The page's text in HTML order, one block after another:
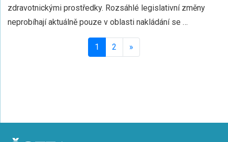
zdravotnickými prostředky. Rozsáhlé legislativní změny
neprobíhají aktuálně pouze v oblasti nakládání se …
1 2 »